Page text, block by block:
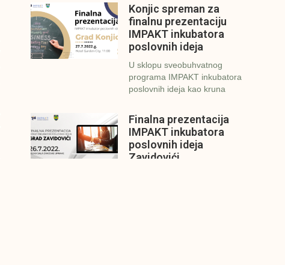
Konjic spreman za
finalnu prezentaciju
IMPAKT inkubatora
poslovnih ideja
U sklopu sveobuhvatnog
programa IMPAKT inkubatora
poslovnih ideja kao kruna
Finalna prezentacija
IMPAKT inkubatora
poslovnih ideja
Zavidovići